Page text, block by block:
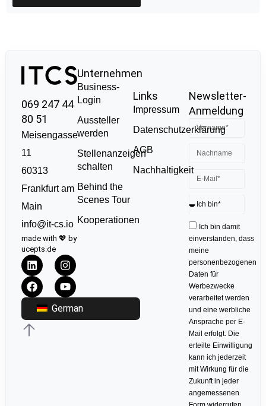
069 247 44
80 51
Meisengasse
11
60313
Frankfurt am
Main
info@it-cs.io
made with 💖 by
ucepts.de
German
Unternehmen
Business-
Login
Aussteller
werden
Stellenanzeigen
schalten
Behind the
Scenes Tour
Kooperationen
Links
Impressum
Datenschutzerklärung
AGB
Nachhaltigkeit
Newsletter-
Anmeldung
Ich bin damit
einverstanden, dass
meine
personenbezogenen
Daten für
Werbezwecke
verarbeitet werden
und eine werbliche
Ansprache per E-
Mail erfolgt. Die
erteilte Einwilligung
kann ich jederzeit
mit Wirkung für die
Zukunft in jeder
angemessenen